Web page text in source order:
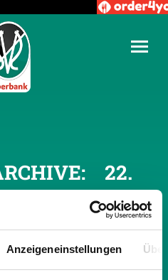
Anzeigeneinstellungen
22.
2022